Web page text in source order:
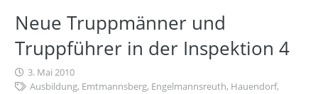
Neue Truppmänner und
Truppführer in der Inspektion 4
3. Mai 2010
Ausbildung, Emtmannsberg, Engelmannsreuth, Hauendorf,